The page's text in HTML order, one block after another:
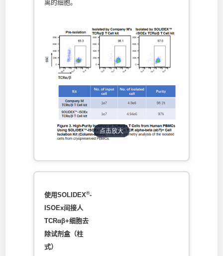
离的细胞。
点击放大
使用SOLIDEX®-
ISOEx间接人
TCRαβ+细胞去
除试剂盒（柱
式）